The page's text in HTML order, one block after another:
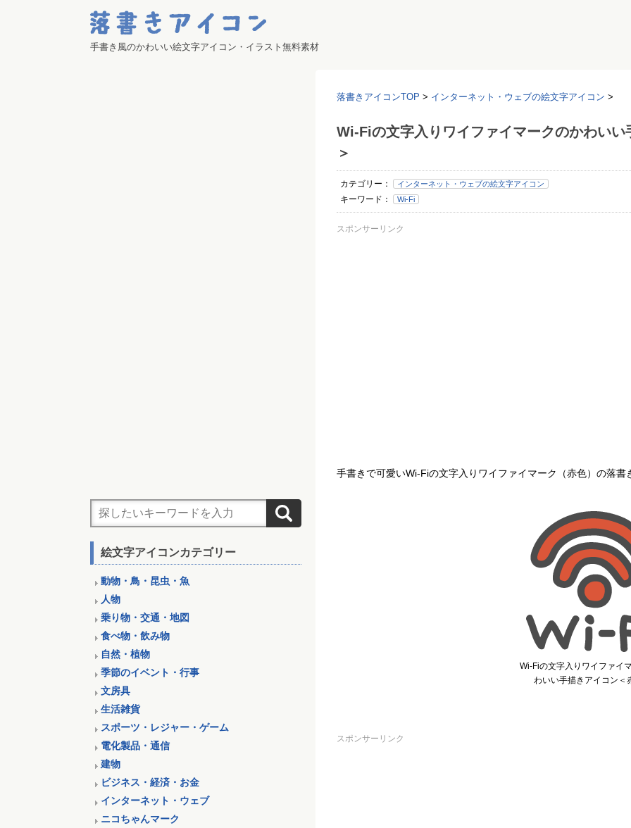
手書き風のかわいい絵文字アイコン・イラスト無料素材
落書きアイコンTOP > インターネット・ウェブの絵文字アイコン >
Wi-Fiの文字入りワイファイマークのかわい
＞
カテゴリー： インターネット・ウェブの絵文字アイコン
キーワード： Wi-Fi
スポンサーリンク
手書きで可愛いWi-Fiの文字入りワイファイマーク（赤色）の落書
Wi-Fiの文字入りワイファイ
わいい手描きアイコン＜
スポンサーリンク
絵文字アイコンカテゴリー
動物・鳥・昆虫・魚
人物
乗り物・交通・地図
食べ物・飲み物
自然・植物
季節のイベント・行事
文房具
生活雑貨
スポーツ・レジャー・ゲーム
電化製品・通信
建物
ビジネス・経済・お金
インターネット・ウェブ
ニコちゃんマーク